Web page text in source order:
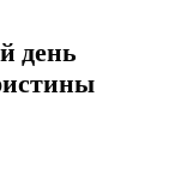
день